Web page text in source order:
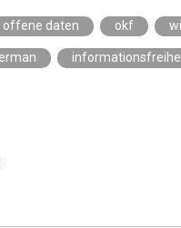
offene daten okf